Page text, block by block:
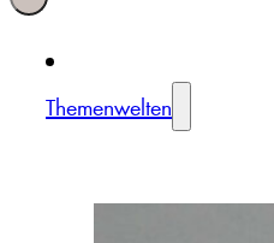
Themenwelten